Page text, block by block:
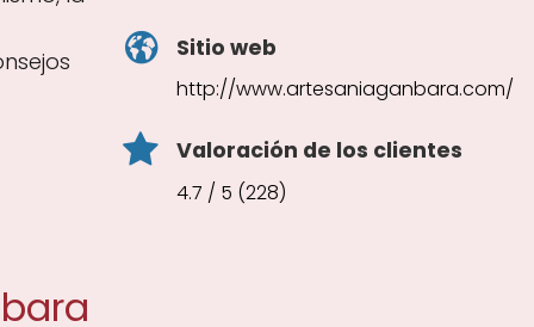
Sitio web
http://www.artesaniaganbara.com/
Valoración de los clientes
4.7 / 5 (228)